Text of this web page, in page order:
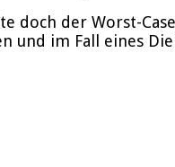
doch der Worst-
und im Fall eines